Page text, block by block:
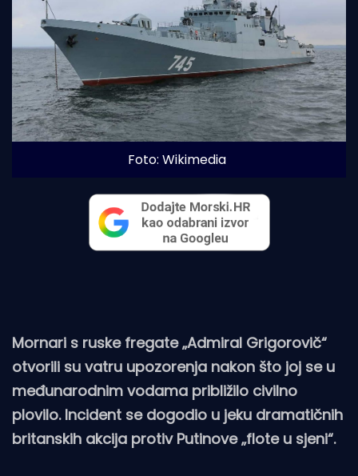
Foto: Wikimedia
Mornari s ruske fregate „Admiral Grigorovič“
otvorili su vatru upozorenja nakon što joj se u
međunarodnim vodama približilo civilno
plovilo. Incident se dogodio u jeku dramatičnih
britanskih akcija protiv Putinove „flote u sjeni“.